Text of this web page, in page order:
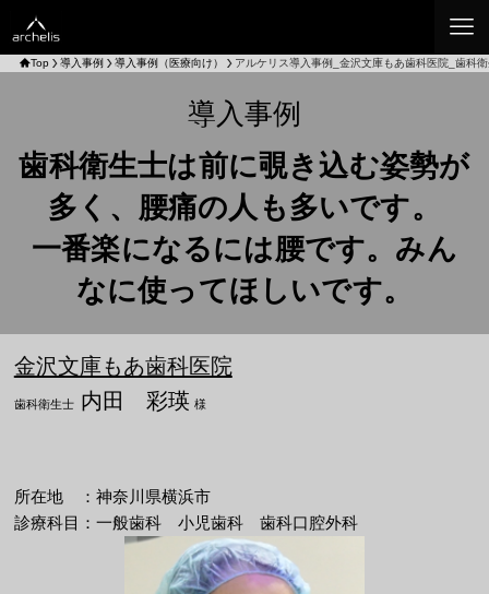
Top 導入事例 導入事例（医療向け） アルケリス導入事例_金沢文庫もあ歯科医院_歯科
導入事例
歯科衛生士は前に覗き込む姿勢が
多く、腰痛の人も多いです。
一番楽になるには腰です。みん
なに使ってほしいです。
金沢文庫もあ歯科医院
歯科衛生士内田 彩瑛 様
所在地 ：神奈川県横浜市
診療科目：一般歯科 小児歯科 歯科口腔外科